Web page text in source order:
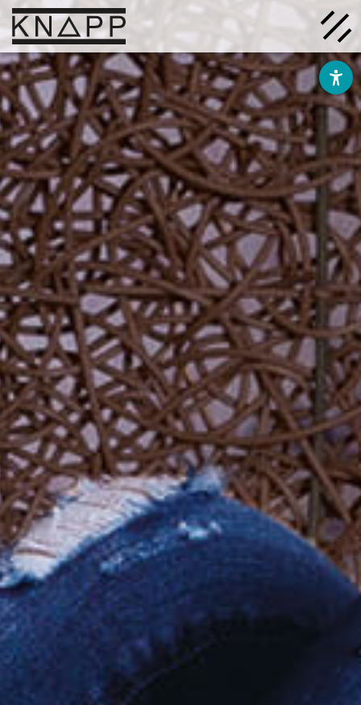
Afficher
le
contenu
Solutions
Entreprise
Savoir
Carrière
Évènements
News